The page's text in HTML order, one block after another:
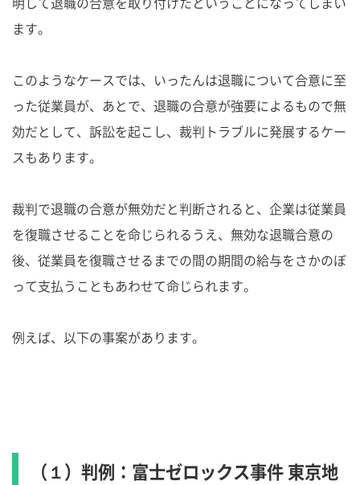
ます。
このようなケースでは、いったんは退職について合意に至
った従業員が、あとで、退職の合意が強要によるもので無
効だとして、訴訟を起こし、裁判トラブルに発展するケー
スもあります。
裁判で退職の合意が無効だと判断されると、企業は従業員
を復職させることを命じられるうえ、無効な退職合意の
後、従業員を復職させるまでの間の期間の給与をさかのぼ
って支払うこともあわせて命じられます。
例えば、以下の事案があります。
（１）判例：富士ゼロックス事件 東京地